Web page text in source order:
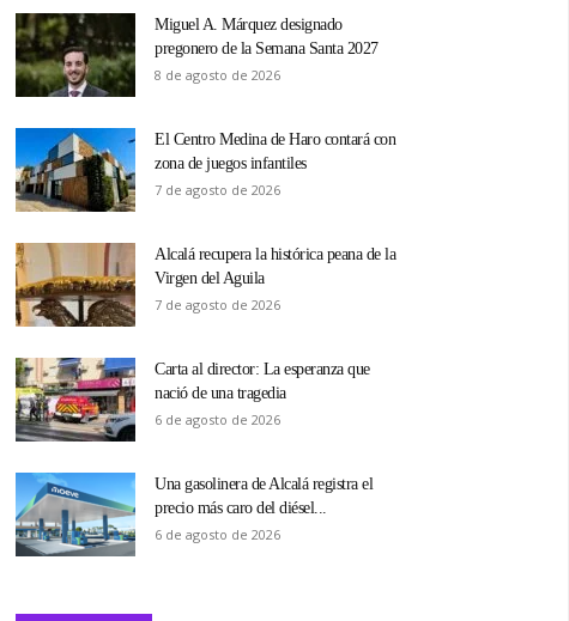
Miguel A. Márquez designado
pregonero de la Semana Santa 2027
8 de agosto de 2026
El Centro Medina de Haro contará con
zona de juegos infantiles
7 de agosto de 2026
Alcalá recupera la histórica peana de la
Virgen del Aguila
7 de agosto de 2026
Carta al director: La esperanza que
nació de una tragedia
6 de agosto de 2026
Una gasolinera de Alcalá registra el
precio más caro del diésel...
6 de agosto de 2026